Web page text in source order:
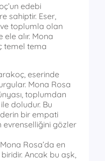
edebi
sahiptir. Eser,
toplumla olan
ele alır. Mona
temel tema
eserinde
Mona Rosa
toplumdan
doludur. Bu
bir empati
evrenselliğini gözler
Rosa’da en
Ancak bu aşk,